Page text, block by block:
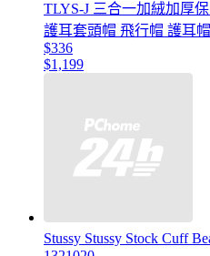
TLYS-J 三合一加絨加厚
護耳套頭帽 飛行帽 護耳
$336
$1,199
Stussy Stussy Stock Cuff